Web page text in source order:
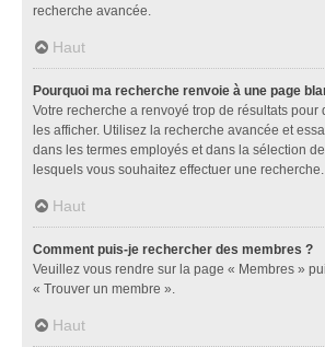
recherche avancée.
Haut
Pourquoi ma recherche renvoie à une page
Votre recherche a renvoyé trop de résultats pour
les afficher. Utilisez la recherche avancée et
dans les termes employés et dans la sélection
lesquels vous souhaitez effectuer une recherche.
Haut
Comment puis-je rechercher des membres ?
Veuillez vous rendre sur la page « Membres »
« Trouver un membre ».
Haut